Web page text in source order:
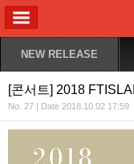
NEW RELEASE
[콘서트] 2018
No. 27 | Date 2018.10.02 17:59